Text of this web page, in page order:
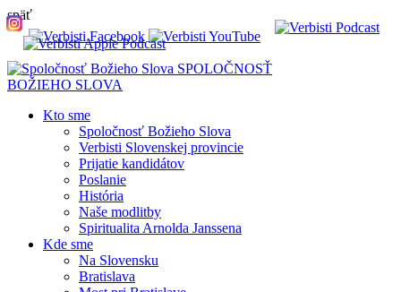
späť
SPOLOČNOSŤ
BOŽIEHO SLOVA
Kto sme
Spoločnosť Božieho Slova
Verbisti Slovenskej provincie
Prijatie kandidátov
Poslanie
História
Naše modlitby
Spiritualita Arnolda Janssena
Kde sme
Na Slovensku
Bratislava